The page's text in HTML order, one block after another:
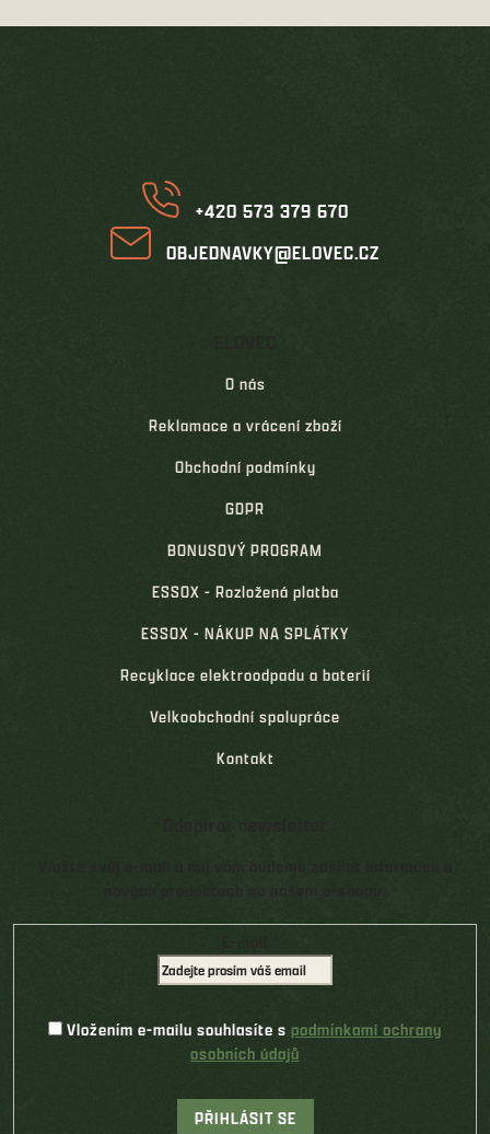
+420 573 379 670
OBJEDNAVKY@ELOVEC.CZ
O nás
Reklamace a vrácení zboží
Obchodní podmínky
GDPR
BONUSOVÝ PROGRAM
ESSOX - Rozložená platba
ESSOX - NÁKUP NA SPLÁTKY
Recyklace elektroodpadu a baterií
Velkoobchodní spolupráce
Kontakt
Vložením e-mailu souhlasíte s podmínkami ochrany
osobních údajů
PŘIHLÁSIT SE